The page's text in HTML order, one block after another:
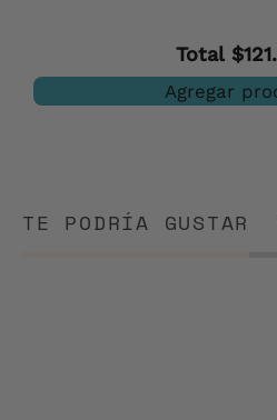
Total
Agregar
TE PODRÍA GUSTAR